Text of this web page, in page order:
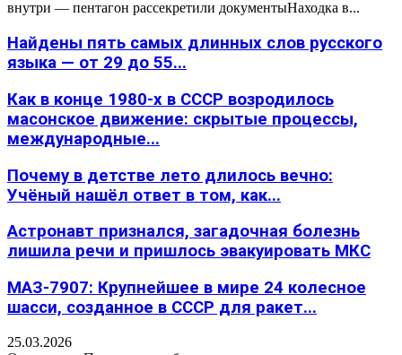
внутри — пентагон рассекретили документыНаходка в...
Найдены пять самых длинных слов русского
языка — от 29 до 55...
Как в конце 1980-х в СССР возродилось
масонское движение: скрытые процессы,
международные...
Почему в детстве лето длилось вечно:
Учёный нашёл ответ в том, как...
Астронавт признался, загадочная болезнь
лишила речи и пришлось эвакуировать МКС
МАЗ-7907: Крупнейшее в мире 24 колесное
шасси, созданное в СССР для ракет...
25.03.2026